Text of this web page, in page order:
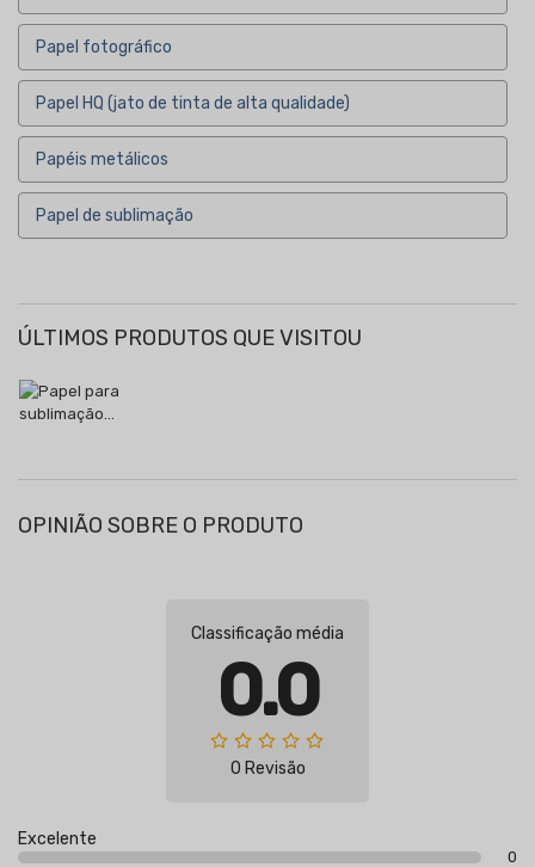
Papel fotográfico
Papel HQ (jato de tinta de alta qualidade)
Papéis metálicos
Papel de sublimação
ÚLTIMOS PRODUTOS QUE VISITOU
OPINIÃO SOBRE O PRODUTO
Classificação média
0.0
0 Revisão
Excelente
0